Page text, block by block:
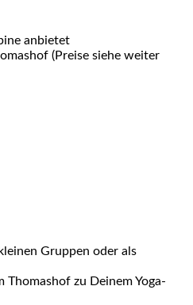
anbietet
(Preise siehe weiter
Gruppen oder als
Thomashof zu Deinem Yoga-